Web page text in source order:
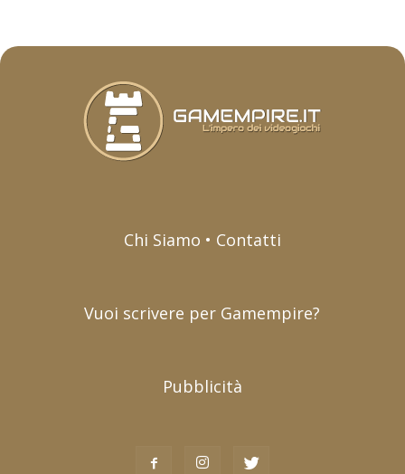
Chi Siamo • Contatti
Vuoi scrivere per Gamempire?
Pubblicità